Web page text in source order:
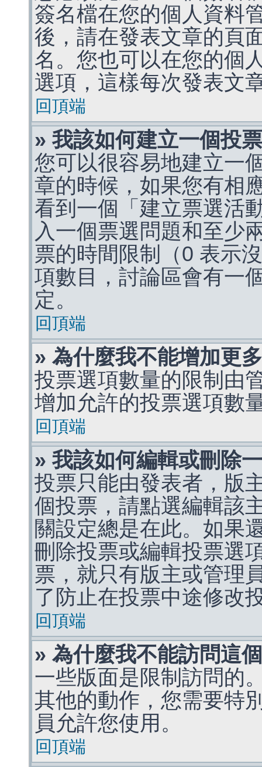
簽名檔在您的個人資料
後，請在發表文章的頁
名。您也可以在您的個
選項，這樣每次發表文
回頂端
» 我該如何建立一個投
您可以很容易地建立一
章的時候，如果您有相
看到一個「建立票選活
入一個票選問題和至少
票的時間限制（0 表示
項數目，討論區會有一
定。
回頂端
» 為什麼我不能增加更
投票選項數量的限制由
增加允許的投票選項數
回頂端
» 我該如何編輯或刪除
投票只能由發表者，版
個投票，請點選編輯該
關設定總是在此。如果
刪除投票或編輯投票選
票，就只有版主或管理
了防止在投票中途修改
回頂端
» 為什麼我不能訪問這
一些版面是限制訪問的
其他的動作，您需要特
員允許您使用。
回頂端